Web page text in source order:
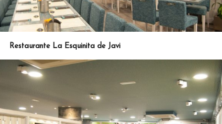
Restaurante La Esquinita de Javi